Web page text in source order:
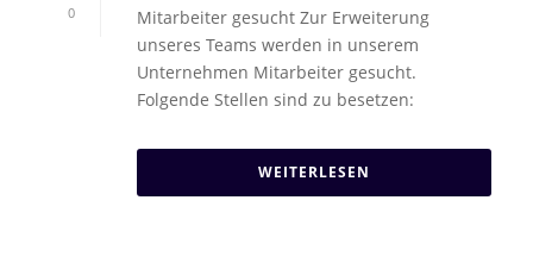
0
Mitarbeiter gesucht Zur Erweiterung
unseres Teams werden in unserem
Unternehmen Mitarbeiter gesucht.
Folgende Stellen sind zu besetzen:
WEITERLESEN